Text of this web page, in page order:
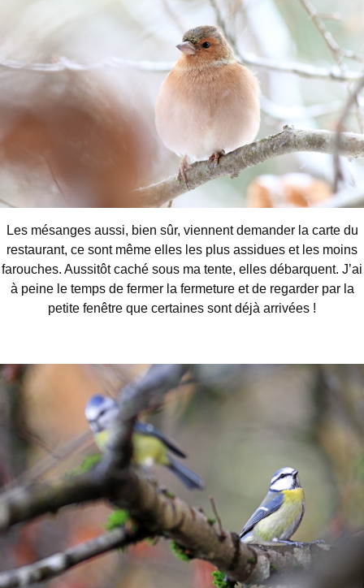
Les mésanges aussi, bien sûr, viennent demander la carte du
restaurant, ce sont même elles les plus assidues et les moins
farouches. Aussitôt caché sous ma tente, elles débarquent. J’ai
à peine le temps de fermer la fermeture et de regarder par la
petite fenêtre que certaines sont déjà arrivées !